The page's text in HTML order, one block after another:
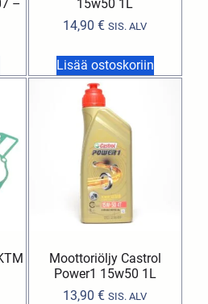
–
15w50 1L
14,90€ SIS. ALV
Lisää ostoskoriin
Moottoriöljy Castrol
Power1 15w50 1L
13,90€ SIS. ALV